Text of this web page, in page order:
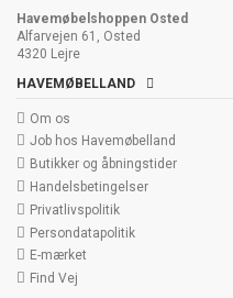
Havemøbelshoppen Osted
Alfarvejen 61, Osted
4320 Lejre
HAVEMØBELLAND
Om os
Job hos Havemøbelland
Butikker og åbningstider
Handelsbetingelser
Privatlivspolitik
Persondatapolitik
E-mærket
Find Vej